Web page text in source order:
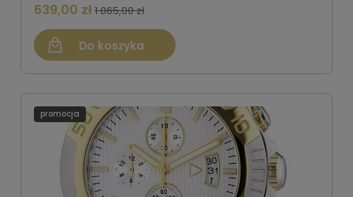
639,00 zł1 065,00 zł
Do koszyka
promocja